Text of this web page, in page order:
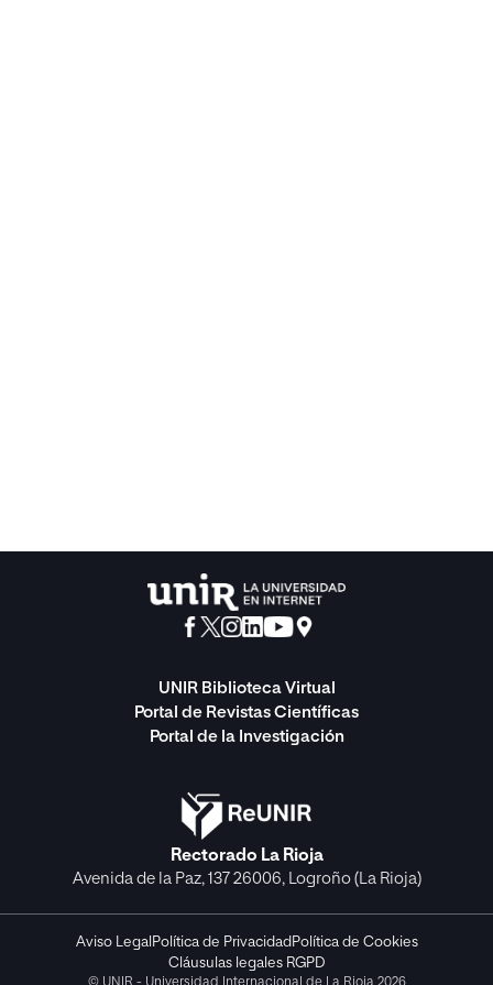
UNIR Biblioteca Virtual
Portal de Revistas Científicas
Portal de la Investigación
Rectorado La Rioja
Avenida de la Paz, 137 26006, Logroño (La Rioja)
Aviso Legal Política de Privacidad Política de Cookies
Cláusulas legales RGPD